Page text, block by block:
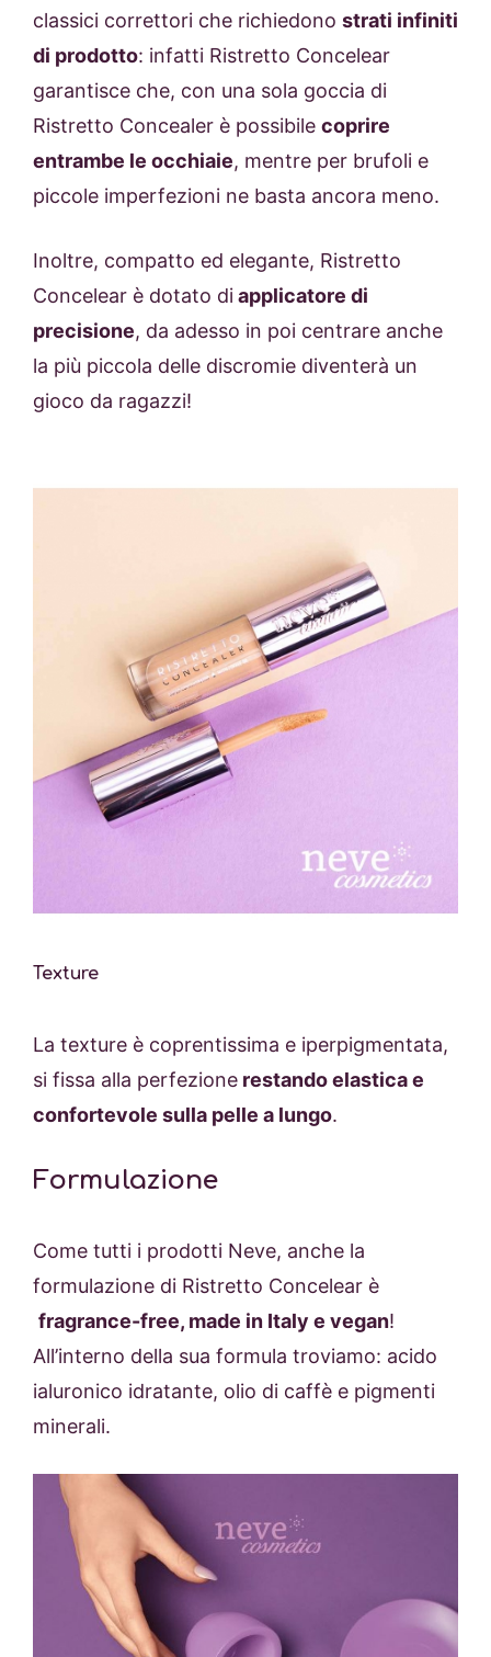
classici correttori che richiedono strati infiniti
di prodotto: infatti Ristretto Concelear
garantisce che, con una sola goccia di
Ristretto Concealer è possibile coprire
entrambe le occhiaie, mentre per brufoli e
piccole imperfezioni ne basta ancora meno.
Inoltre, compatto ed elegante, Ristretto
Concelear è dotato diapplicatore di
precisione, da adesso in poi centrare anche
la più piccola delle discromie diventerà un
gioco da ragazzi!
Texture
La texture è coprentissima e iperpigmentata,
si fissa alla perfezione restando elastica e
confortevole sulla pelle a lungo.
Formulazione
Come tutti i prodotti Neve, anche la
formulazione di Ristretto Concelear è
fragrance-free, made in Italy e vegan!
All’interno della sua formula troviamo: acido
ialuronico idratante, olio di caffè e pigmenti
minerali.